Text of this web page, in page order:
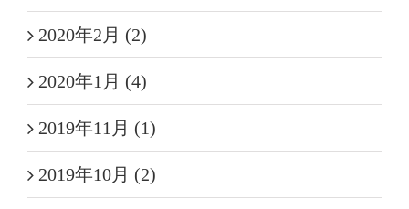
2020年2月 (2)
2020年1月 (4)
2019年11月 (1)
2019年10月 (2)